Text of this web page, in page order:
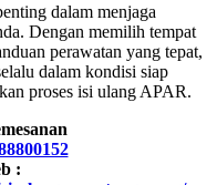
dalam menjaga
Dengan memilih tempat
perawatan yang tepat,
dalam kondisi siap
proses isi ulang APAR.
: